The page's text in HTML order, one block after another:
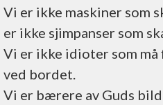
Vi er ikke maskiner som
er ikke sjimpanser som
Vi er ikke idioter som må
ved bordet.
Vi er bærere av Guds